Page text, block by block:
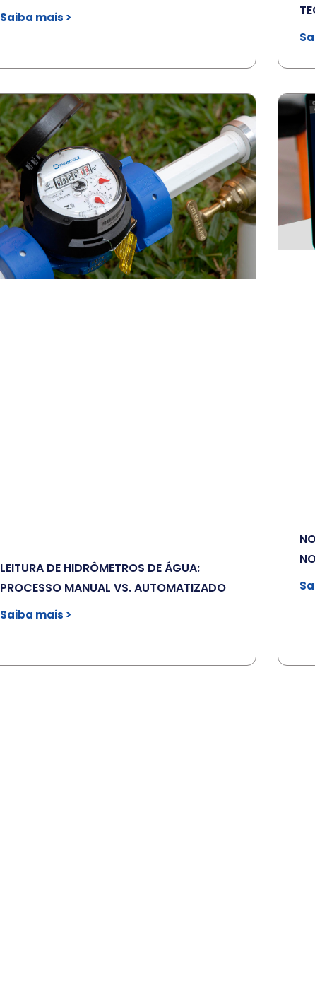
Saiba mais >
LEITURA DE HIDRÔMETROS DE ÁGUA:
PROCESSO MANUAL VS. AUTOMATIZADO
Saiba mais >